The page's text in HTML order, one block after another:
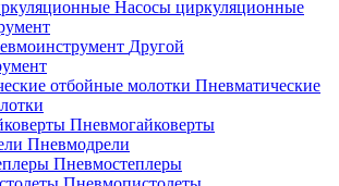
Насосы циркуляционные
Другой
Пневматические
Пневмогайковерты
Пневмодрели
Пневмостеплеры